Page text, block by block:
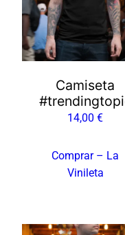
Camiseta
14,00€
Comprar – La
Vinileta